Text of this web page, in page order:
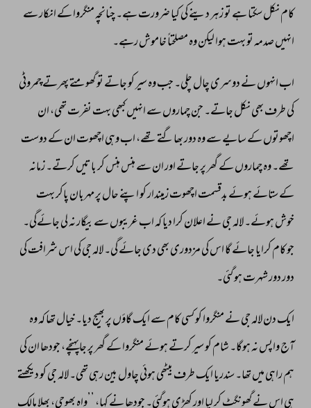
کام نکل سکتا ہے تو زہر دینے کی کیا ضرورت ہے۔ چنانچہ منگروا کے انکار سے
انہیں صدمہ تو بہت ہوا لیکن وہ مصلحتاً خاموش رہے۔
اب انہوں نے دوسری چال چلی۔ جب وہ سیر کو جاتے تو گھومتے پھرتے چمروٹی
کی طرف بھی نکل جاتے۔ جن چماروں سے انہیں کبھی بہت نفرت تھی، ان
اچھوتوں کے سایے سے وہ دور بھاگتے تھے، اب وہی اچھوت ان کے دوست
تھے۔ وہ چماروں کے گھر پر جاتے اور ان سے ہنس ہنس کر باتیں کرتے۔ زمانہ
کے ستائے ہوئے بدقسمت اچھوت زمیندار کو اپنے حال پر مہربان پاکر بہت
خوش ہوئے۔ لالہ جی نے اعلان کرا دیا کہ اب غریبوں سے بیگار نہ لی جائےگی۔
جو کام کرایا جائے گا اس کی مزدوری بھی دی جائے گی۔ لالہ جی کی اس شرافت کی
دور دور شہرت ہو گئی۔
ایک دن لالہ جی نے منگروا کو کسی کام سے ایک گاؤں پر بھیج دیا۔ خیال تھا کہ وہ
آج واپس نہ ہوگا۔ شام کو سیر کرتے ہوئے منگروا کے گھر پر جاپہنچے، جودھا ان کی
ہم راہی میں تھا۔ سندریا ایک طرف بیٹھی ہوئی چاول بین رہی تھی۔ لالہ جی کو دیکھتے